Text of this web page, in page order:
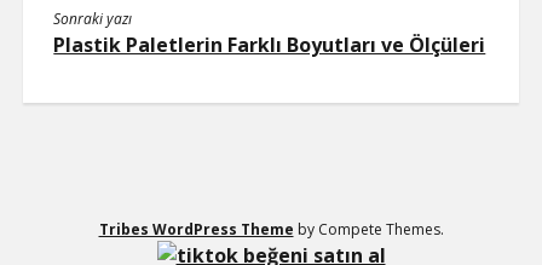
Sonraki yazı
Plastik Paletlerin Farklı Boyutları ve Ölçüleri
Tribes WordPress Theme by Compete Themes.